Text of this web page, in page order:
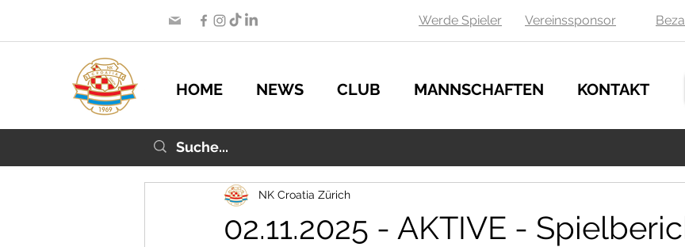
Werde Spieler Vereinssponsor
HOME NEWS CLUB MANNSCHAFTEN KONTAKT
02.11.2025 - AKTIVE -
NK Croatia Zürich